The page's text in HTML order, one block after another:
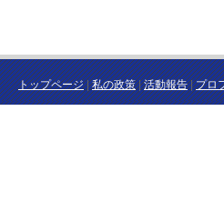
トップページ|私の政策|活動報告|プロ